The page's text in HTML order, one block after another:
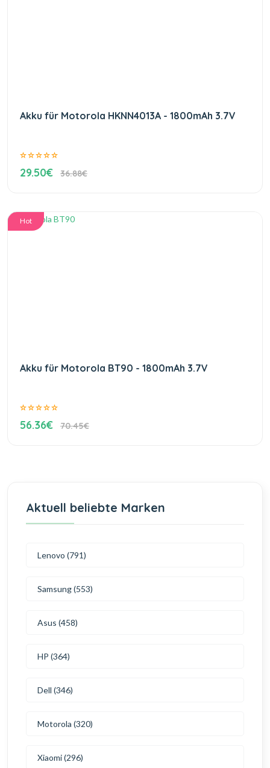
Akku für Motorola HKNN4013A - 1800mAh 3.7V
29.50€ 36.88€
Hot
Akku für Motorola BT90 - 1800mAh 3.7V
56.36€ 70.45€
Aktuell beliebte Marken
Lenovo (791)
Samsung (553)
Asus (458)
HP (364)
Dell (346)
Motorola (320)
Xiaomi (296)